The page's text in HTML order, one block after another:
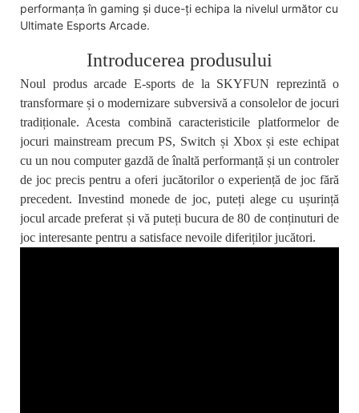
performanța în gaming și duce-ți echipa la nivelul următor cu
Ultimate Esports Arcade.
Introducerea produsului
Noul produs arcade E-sports de la SKYFUN reprezintă o
transformare și o modernizare subversivă a consolelor de jocuri
tradiționale. Acesta combină caracteristicile platformelor de
jocuri mainstream precum PS, Switch și Xbox și este echipat
cu un nou computer gazdă de înaltă performanță și un controler
de joc precis pentru a oferi jucătorilor o experiență de joc fără
precedent. Investind monede de joc, puteți alege cu ușurință
jocul arcade preferat și vă puteți bucura de 80 de conținuturi de
joc interesante pentru a satisface nevoile diferiților jucători.